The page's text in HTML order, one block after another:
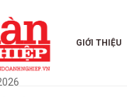
GIỚI THIỆU